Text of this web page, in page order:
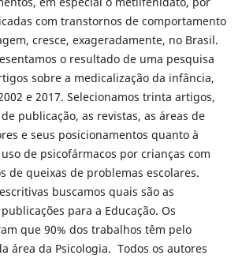
com transtornos de comportamento
cresce, exageradamente, no Brasil.
o resultado de uma pesquisa
sobre a medicalização da infância,
e 2017. Selecionamos trinta artigos,
publicação, as revistas, as áreas de
e seus posicionamentos quanto à
de psicofármacos por crianças com
de queixas de problemas escolares.
buscamos quais são as
para a Educação. Os
que 90% dos trabalhos têm pelo
área da Psicologia. Todos os autores